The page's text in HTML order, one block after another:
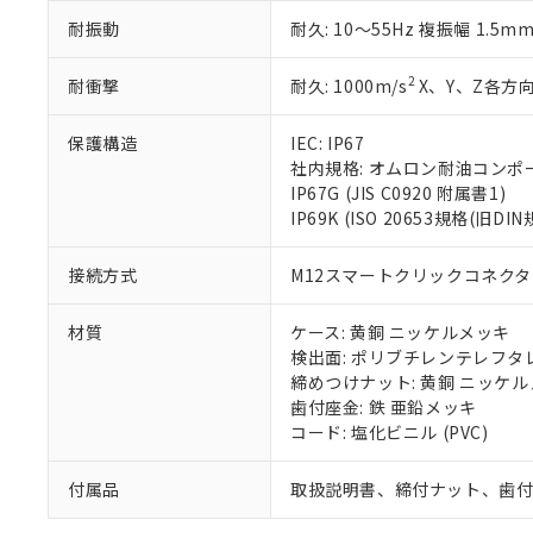
耐振動 耐久: 10～55Hz 複振幅
耐衝撃 耐久: 1000m/s2X、Y、Z各方
保護構造
IEC: IP67
社内規格: オムロン耐油コンポ
IP67G (JIS C0920 附属書1)
IP69K (ISO 20653規格(旧DIN
接続方式 M12スマートクリックコネク
材質
ケース: 黄銅 ニッケルメッキ
検出面: ポリブチレンテレフタ
締めつけナット: 黄銅 ニッケル
歯付座金: 鉄 亜鉛メッキ
コード: 塩化ビニル (PVC)
付属品 取扱説明書、締付ナット、歯
混在することから
既に当社にて対応